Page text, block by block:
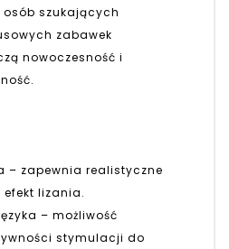
szukających
zabawek
nowoczesność i
– zapewnia realistyczne
lizania.
– możliwość
stymulacji do